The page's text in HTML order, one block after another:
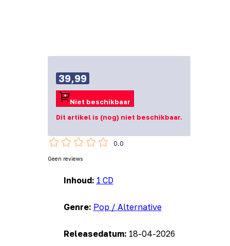
Inhoud: 1 CD
Genre: Pop / Alternative
Releasedatum: 18-04-2026
39,99
Niet beschikbaar
Dit artikel is (nog) niet beschikbaar.
0.0
Geen reviews